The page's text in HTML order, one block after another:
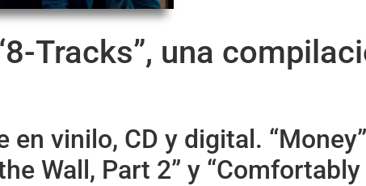
Tracks”, una
vinilo, CD y digital.
Wall, Part 2” y